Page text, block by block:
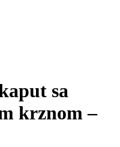
sa
krznom –